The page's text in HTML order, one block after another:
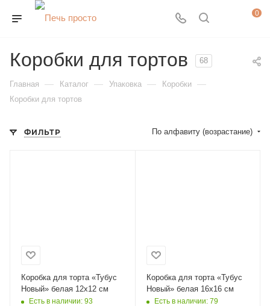
0
Коробки для тортов 68
Главная — Каталог — Упаковка — Коробки —
Коробки для тортов
ФИЛЬТР По алфавиту (возрастание)
Коробка для торта «Тубус
Новый» белая 12х12 см
Есть в наличии: 93
Коробка для торта «Тубус
Новый» белая 16х16 см
Есть в наличии: 79